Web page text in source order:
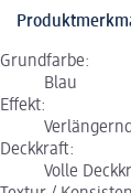
Grundfarbe:
Blau
Effekt:
Deckkraft:
Volle